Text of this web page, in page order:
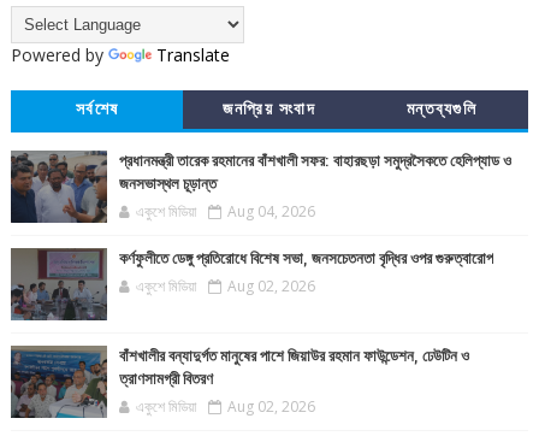
Powered by Translate
সর্বশেষ জনপ্রিয় সংবাদ মন্তব্যগুলি
প্রধানমন্ত্রী তারেক রহমানের বাঁশখালী সফর: বাহারছড়া সমুদ্রসৈকতে হেলিপ্যাড ও
জনসভাস্থল চূড়ান্ত
একুশে মিডিয়া Aug 04, 2026
কর্ণফুলীতে ডেঙ্গু প্রতিরোধে বিশেষ সভা, জনসচেতনতা বৃদ্ধির ওপর গুরুত্বারোপ
একুশে মিডিয়া Aug 02, 2026
বাঁশখালীর বন্যাদুর্গত মানুষের পাশে জিয়াউর রহমান ফাউন্ডেশন, ঢেউটিন ও
ত্রাণসামগ্রী বিতরণ
একুশে মিডিয়া Aug 02, 2026